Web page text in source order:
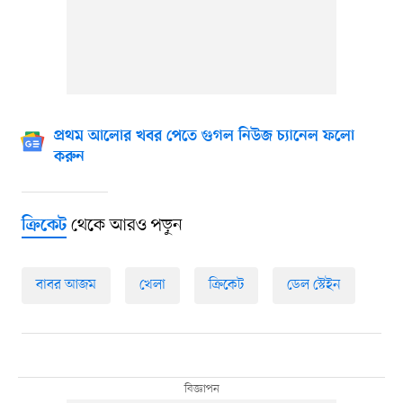
প্রথম আলোর খবর পেতে গুগল নিউজ চ্যানেল ফলো
করুন
ক্রিকেটথেকে আরও পড়ুন
বাবর আজম খেলা ক্রিকেট ডেল স্টেইন